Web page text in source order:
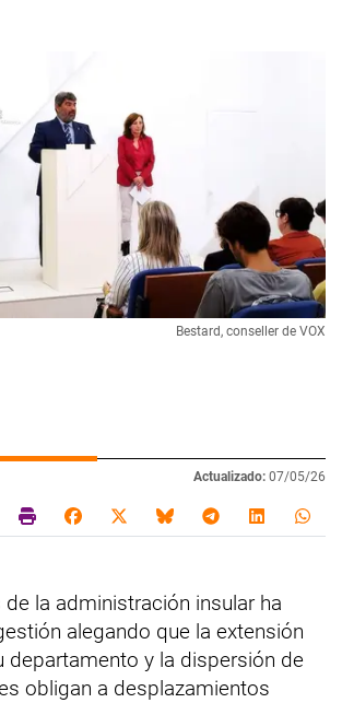
Bestard, conseller de VOX
Actualizado: 07/05/26
la administración insular ha
alegando que la extensión
departamento y la dispersión de
obligan a desplazamientos